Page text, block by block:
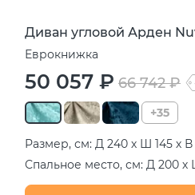
Диван угловой Арден
Еврокнижка
50 057 ₽ 66 742 ₽
+35
Размер, см: Д 240 х Ш 145 х В
Спальное место, см: Д 200 х